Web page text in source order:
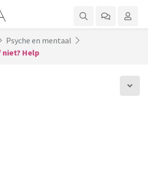
Psyche en mentaal
Help